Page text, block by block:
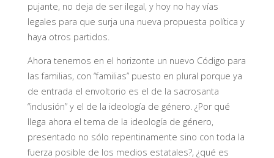
pujante, no deja de ser ilegal, y hoy no hay vías
legales para que surja una nueva propuesta política y
haya otros partidos.
Ahora tenemos en el horizonte un nuevo Código para
las familias, con “familias” puesto en plural porque ya
de entrada el envoltorio es el de la sacrosanta
“inclusión” y el de la ideología de género. ¿Por qué
llega ahora el tema de la ideología de género,
presentado no sólo repentinamente sino con toda la
fuerza posible de los medios estatales?, ¿qué es